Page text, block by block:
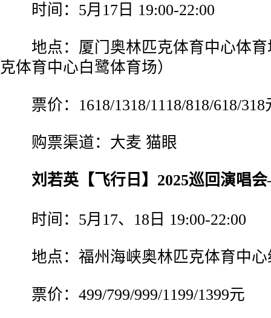
时间：5月17日 19:00-22:00
地点：厦门奥林匹克体育中心体育
克体育中心白鹭体育场）
票价：1618/1318/1118/818/618/318
购票渠道：大麦 猫眼
刘若英【飞行日】2025巡回演唱
时间：5月17、18日 19:00-22:00
地点：福州海峡奥林匹克体育中心
票价：499/799/999/1199/1399元